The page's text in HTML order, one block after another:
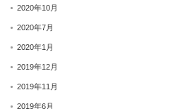
2020年10月
2020年7月
2020年1月
2019年12月
2019年11月
2019年6月